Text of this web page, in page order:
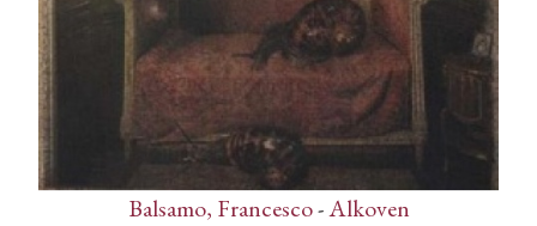
Balsamo, Francesco-Alkoven